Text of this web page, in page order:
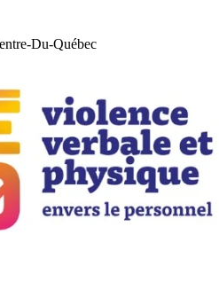
Du-Québec